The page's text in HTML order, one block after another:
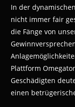
In der
nicht immer fair
die Fänge von
Plattform
Geschädigten
einen